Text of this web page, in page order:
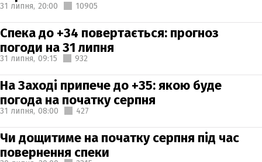
31 липня, 20:00 10905
Спека до +34 повертається: прогноз
погоди на 31 липня
31 липня, 09:15 932
На Заході припече до +35: якою буде
погода на початку серпня
31 липня, 08:00 427
Чи дощитиме на початку серпня під час
повернення спеки